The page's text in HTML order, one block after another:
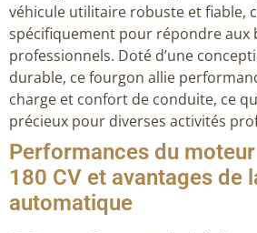
véhicule utilitaire robuste et fiable,
spécifiquement pour répondre aux
professionnels. Doté d’une
durable, ce fourgon allie
charge et confort de conduite, ce
précieux pour diverses activités
Performances du
180 CV et avantages de
automatique